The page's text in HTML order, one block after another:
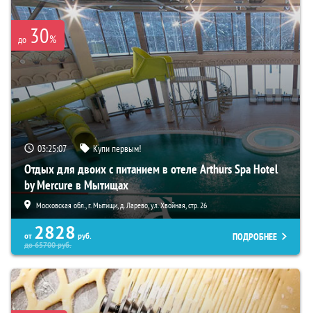
до 30%
03:25:06 Купи первым!
Отдых для двоих с питанием в отеле Arthurs Spa Hotel
by Mercure в Мытищах
Московская обл., г. Мытищи, д. Ларево, ул. Хвойная, стр. 26
от 2828 руб.
до65700руб.
ПОДРОБНЕЕ